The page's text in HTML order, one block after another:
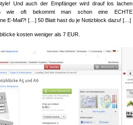
Und auch der Empfänger wird drauf los lachen
wie oft bekommt man schon eine ECHTE
E-Mail?! […] 50 Blatt hast du je Notizblock dazu! […]
kosten weniger als 7 EUR.